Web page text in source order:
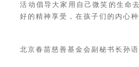
活动倡导大家用自己微笑的生命
好的精神享受，在孩子们的内心
北京春苗慈善基金会副秘书长孙